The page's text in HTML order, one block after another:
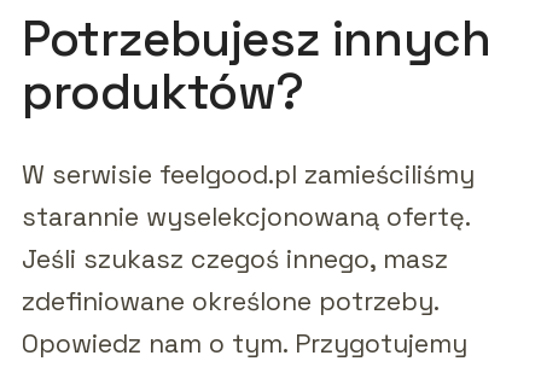
Potrzebujesz innych
produktów?
W serwisie feelgood.pl zamieściliśmy
starannie wyselekcjonowaną ofertę.
Jeśli szukasz czegoś innego, masz
zdefiniowane określone potrzeby.
Opowiedz nam o tym. Przygotujemy